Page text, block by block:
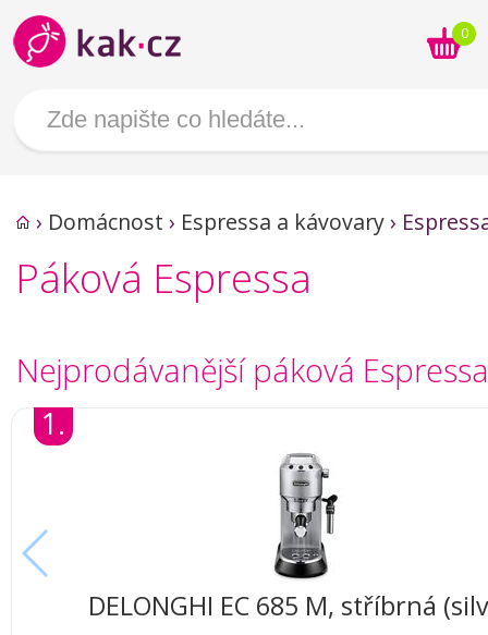
0
› Domácnost › Espressa a kávovary›
Páková Espressa
Nejprodávanější páková Espressa
1.
DELONGHI EC 685 M, stříbrná